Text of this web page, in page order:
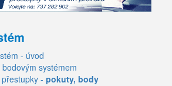
- úvod
bodovým systémem
- pokuty, body